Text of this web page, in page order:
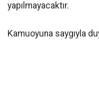
yapılmayacaktır.
Kamuoyuna saygıyla